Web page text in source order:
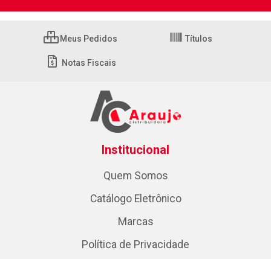
Meus Pedidos Títulos
Notas Fiscais
Institucional
Quem Somos
Catálogo Eletrônico
Marcas
Política de Privacidade